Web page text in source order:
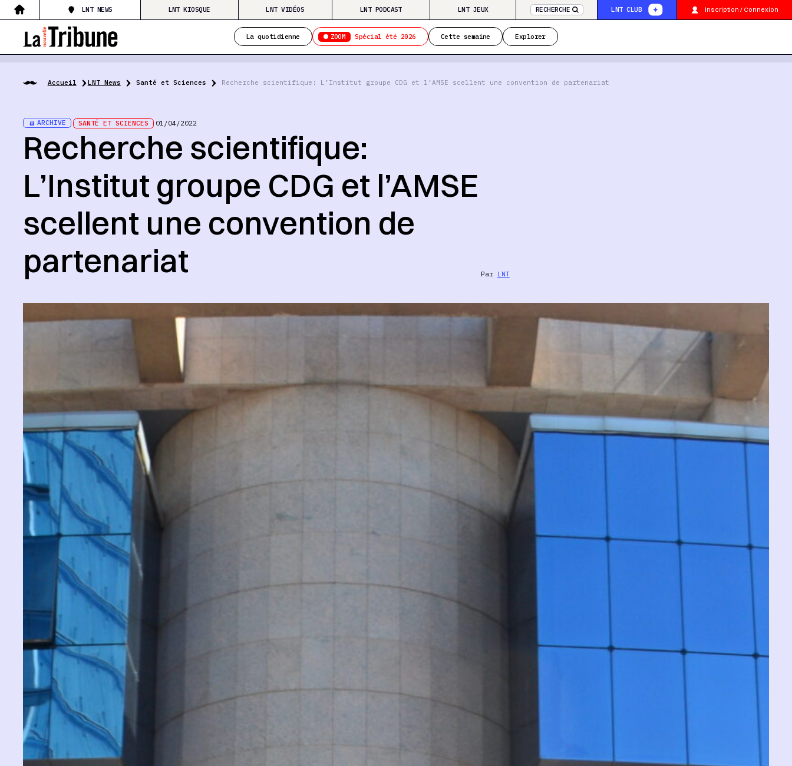
LNT NEWS LNT KIOSQUE LNT VIDÉOS LNT PODCAST LNT JEUX RECHERCHE LNT CLUB inscription / Connexion
La quotidienne ZOOM Spécial été 2026 Cette semaine Explorer
Accueil LNT News Santé et Sciences Recherche scientifique: L’Institut groupe CDG et l’AMSE scellent une convention de partenariat
ARCHIVE SANTÉ ET SCIENCES 01/04/2022
Recherche scientifique:
L’Institut groupe CDG et l’AMSE
scellent une convention de
partenariat
Par LNT